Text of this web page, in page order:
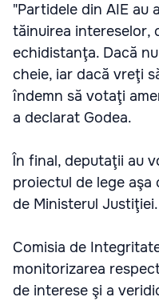
"Partidele din AIE au
tăinuirea intereselor,
echidistanţa. Dacă
cheie, iar dacă vreţi
îndemn să votaţi
a declarat Godea.
În final, deputaţii au
proiectul de lege
de Ministerul Justiţiei.
Comisia de
monitorizarea
de interese şi a